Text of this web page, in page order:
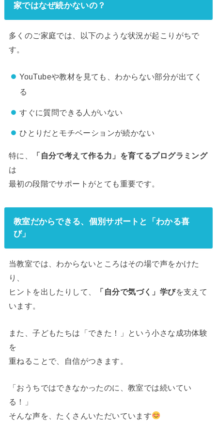
家ではなぜ続かないの？
多くのご家庭では、以下のような状況が起こりがちで
す。
YouTubeや教材を見ても、わからない部分が出てく
る
すぐに質問できる人がいない
ひとりだとモチベーションが続かない
特に、
「自分で考えて作る力」を育てるプログラミング
は
最初の段階でサポートがとても重要です。
教室だからできる、個別サポートと「わかる喜
び」
当教室では、わからないところはその場で声をかけた
り、
ヒントを出したりして、
「自分で気づく」学びを支えて
います。
また、子どもたちは「できた！」という小さな成功体験
を
重ねることで、自信がつきます。
「おうちではできなかったのに、教室では続いてい
る！」
そんな声を、たくさんいただいています